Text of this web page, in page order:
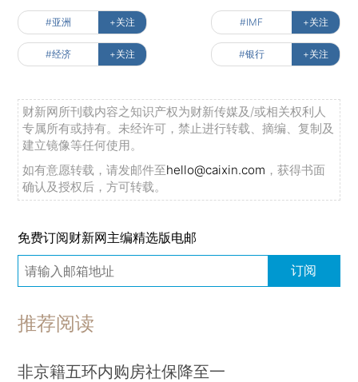
#亚洲 +关注 #IMF +关注
#经济 +关注 #银行 +关注
财新网所刊载内容之知识产权为财新传媒及/或相关权利人
专属所有或持有。未经许可，禁止进行转载、摘编、复制及
建立镜像等任何使用。
如有意愿转载，请发邮件至hello@caixin.com ，获得书面
确认及授权后，方可转载。
免费订阅财新网主编精选版电邮
订阅
推荐阅读
非京籍五环内购房社保降至一